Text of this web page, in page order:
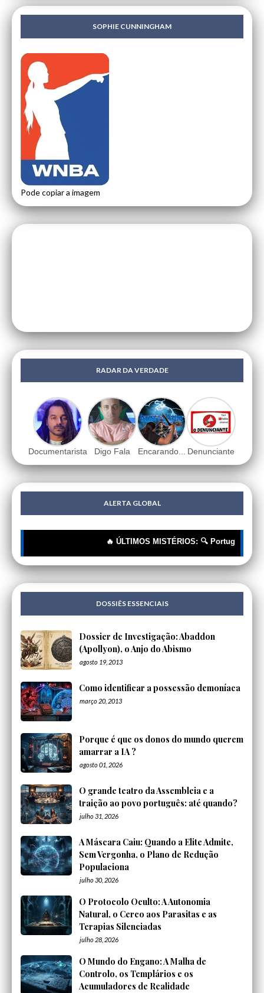
SOPHIE CUNNINGHAM
Pode copiar a imagem
RADAR DA VERDADE
Documentarista Digo Fala Encarando... Denunciante
ALERTA GLOBAL
🔥 ÚLTIMOS MISTÉRIOS: 🔍 Portugueses:
DOSSIÊS ESSENCIAIS
Dossier de Investigação: Abaddon
(Apollyon), o Anjo do Abismo
agosto 19, 2013
Como identificar a possessão demoníaca
março 20, 2013
Porque é que os donos do mundo querem
amarrar a IA ?
agosto 01, 2026
O grande teatro da Assembleia e a
traição ao povo português: até quando?
julho 31, 2026
A Máscara Caiu: Quando a Elite Admite,
Sem Vergonha, o Plano de Redução
Populaciona
julho 30, 2026
O Protocolo Oculto: A Autonomia
Natural, o Cerco aos Parasitas e as
Terapias Silenciadas
julho 28, 2026
O Mundo do Engano: A Malha de
Controlo, os Templários e os
Acumuladores de Realidade